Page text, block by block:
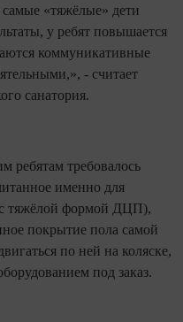
самые «тяжёлые» дети
у ребят повышается
коммуникативные
,», - считает
санатория.
ребятам требовалось
именно для
с тяжёлой формой ДЦП),
покрытие пола самой
по ней на коляске,
под заказ.